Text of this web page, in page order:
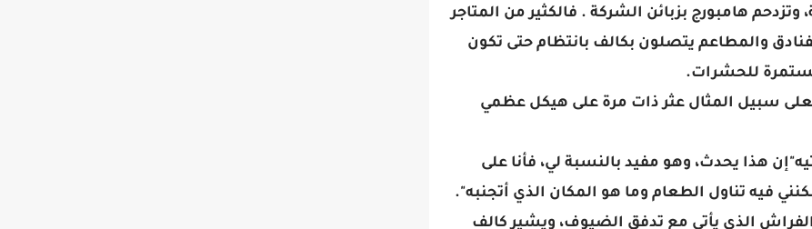
هامبورج بزبائن الشركة . فالكثير من المتاجر
والمطاعم يتصلون بكالف بانتظام حتى تكون
للحشرات.
سبيل المثال عثر ذات مرة على هيكل عظمي
هذا يحدث، وهو مفيد بالنسبة لي، فأنا على
فيه تناول الطعام وما هو المكان الذي أتجنبه".
الذي يأتي مع تدفق الضيوف، ويشير كالف